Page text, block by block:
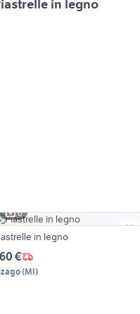
in legno
6
in legno
€
(MI)